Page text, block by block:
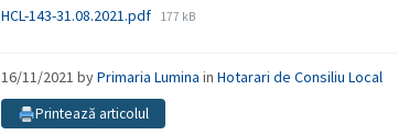
HCL-143-31.08.2021.pdf File
177 kB
16/11/2021byPrimaria Lumina inHotarari de Consiliu Local
Printează articolul